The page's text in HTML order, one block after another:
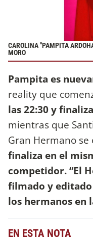
CAROLINA "PAMPITA
MORO
Pampita es
reality que
las 22:30 y
mientras que
Gran Hermano se
finaliza en el
competidor. “El
filmado y
los hermanos en
EN ESTA NOTA